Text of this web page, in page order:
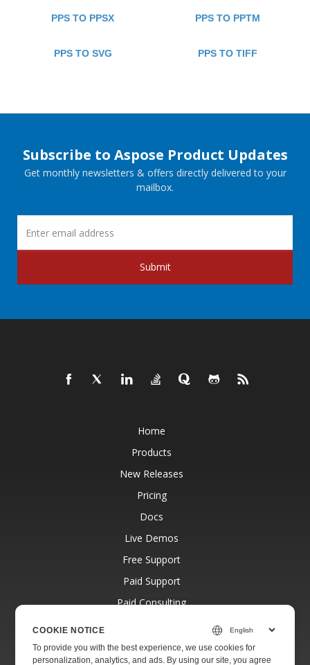
PPS TO PPSX PPS TO PPTM
PPS TO SVG PPS TO TIFF
Subscribe to Aspose Product Updates
Get monthly newsletters & offers directly delivered to your
mailbox.
Submit
Home
Products
New Releases
Pricing
Docs
Live Demos
Free Support
Paid Support
Paid Consulting
Websites
COOKIE NOTICE
To provide you with the best experience, we use cookies for
personalization, analytics, and ads. By using our site, you agree